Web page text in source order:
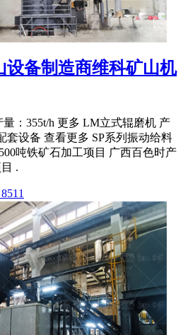
设备制造商维科矿山机
：355t/h 更多 LM立式辊磨机 产
套设备 查看更多 SP系列振动给料
吨铁矿石加工项目 广西百色时产
.